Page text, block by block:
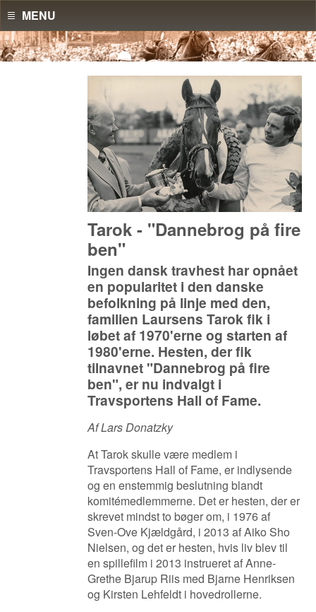
MENU
Tarok - "Dannebrog på fire
ben"
Ingen dansk travhest har opnået
en popularitet i den danske
befolkning på linje med den,
familien Laursens Tarok fik i
løbet af 1970'erne og starten af
1980'erne. Hesten, der fik
tilnavnet "Dannebrog på fire
ben", er nu indvalgt i
Travsportens Hall of Fame.
Af Lars Donatzky
At Tarok skulle være medlem i
Travsportens Hall of Fame, er indlysende
og en enstemmig beslutning blandt
komitémedlemmerne. Det er hesten, der er
skrevet mindst to bøger om, i 1976 af
Sven-Ove Kjældgård, i 2013 af Aiko Sho
Nielsen, og det er hesten, hvis liv blev til
en spillefilm i 2013 instrueret af Anne-
Grethe Bjarup Riis med Bjarne Henriksen
og Kirsten Lehfeldt i hovedrollerne.